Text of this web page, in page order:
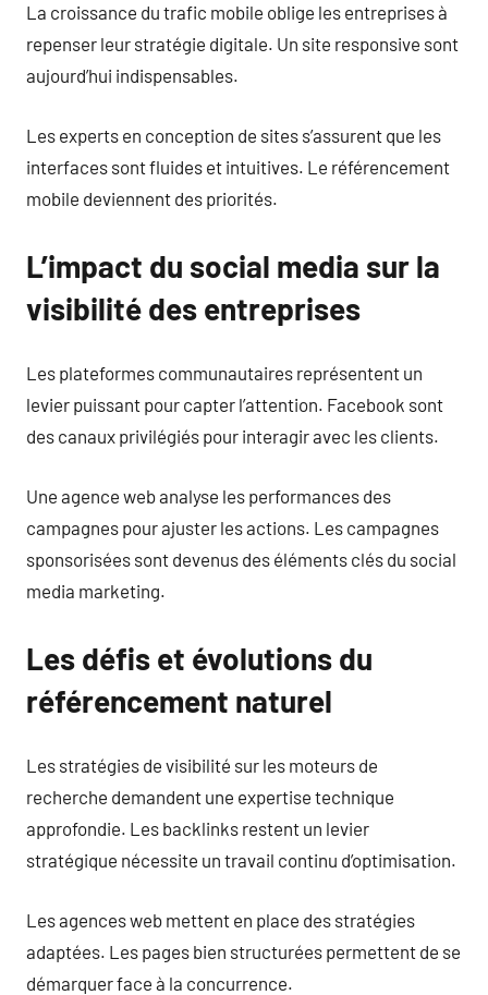
La croissance du trafic mobile oblige les entreprises à
repenser leur stratégie digitale. Un site responsive sont
aujourd’hui indispensables.
Les experts en conception de sites s’assurent que les
interfaces sont fluides et intuitives. Le référencement
mobile deviennent des priorités.
L’impact du social media sur la
visibilité des entreprises
Les plateformes communautaires représentent un
levier puissant pour capter l’attention. Facebook sont
des canaux privilégiés pour interagir avec les clients.
Une agence web analyse les performances des
campagnes pour ajuster les actions. Les campagnes
sponsorisées sont devenus des éléments clés du social
media marketing.
Les défis et évolutions du
référencement naturel
Les stratégies de visibilité sur les moteurs de
recherche demandent une expertise technique
approfondie. Les backlinks restent un levier
stratégique nécessite un travail continu d’optimisation.
Les agences web mettent en place des stratégies
adaptées. Les pages bien structurées permettent de se
démarquer face à la concurrence.